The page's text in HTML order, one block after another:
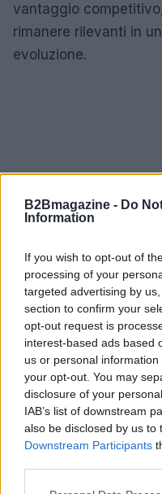
B2Bmagazine - Do
Information
If you wish to opt-out of
processing of your
targeted advertising by
section to confirm your
opt-out request is
interest-based ads based
us or personal
your opt-out. You may
disclosure of your
IAB’s list of downstream
also be disclosed by us to
Downstream Participants
Please note that this
vantaggio
rimanere rilevanti in
evoluzione.
In sintesi, l’Agentic
fondamentale verso
settore assicurativo,
di adattarsi e